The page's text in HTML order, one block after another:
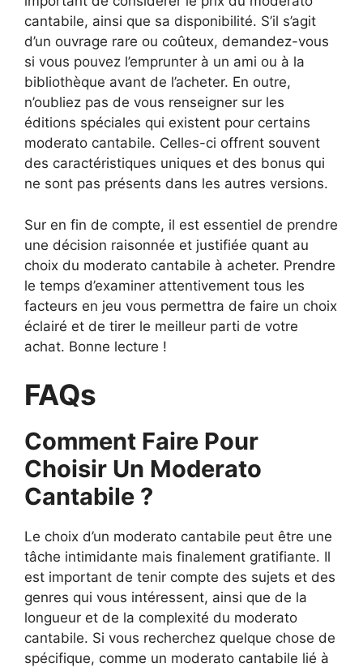
cantabile, ainsi que sa disponibilité. S’il s’agit
d’un ouvrage rare ou coûteux, demandez-vous
si vous pouvez l’emprunter à un ami ou à la
bibliothèque avant de l’acheter. En outre,
n’oubliez pas de vous renseigner sur les
éditions spéciales qui existent pour certains
moderato cantabile. Celles-ci offrent souvent
des caractéristiques uniques et des bonus qui
ne sont pas présents dans les autres versions.
Sur en fin de compte, il est essentiel de prendre
une décision raisonnée et justifiée quant au
choix du moderato cantabile à acheter. Prendre
le temps d’examiner attentivement tous les
facteurs en jeu vous permettra de faire un choix
éclairé et de tirer le meilleur parti de votre
achat. Bonne lecture !
FAQs
Comment Faire Pour
Choisir Un Moderato
Cantabile ?
Le choix d’un moderato cantabile peut être une
tâche intimidante mais finalement gratifiante. Il
est important de tenir compte des sujets et des
genres qui vous intéressent, ainsi que de la
longueur et de la complexité du moderato
cantabile. Si vous recherchez quelque chose de
spécifique, comme un moderato cantabile lié à